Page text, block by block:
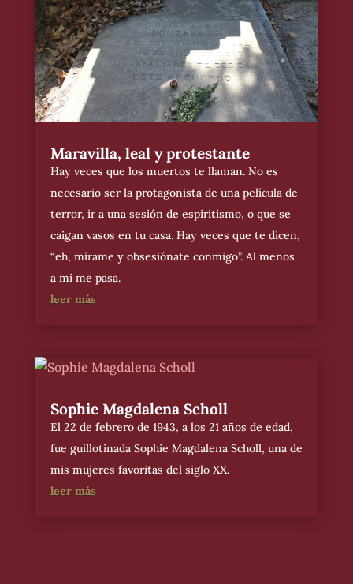
Maravilla, leal y protestante
Hay veces que los muertos te llaman. No es
necesario ser la protagonista de una película de
terror, ir a una sesión de espiritismo, o que se
caigan vasos en tu casa. Hay veces que te dicen,
“eh, mírame y obsesiónate conmigo”. Al menos
a mi me pasa.
leer más
Sophie Magdalena Scholl
El 22 de febrero de 1943, a los 21 años de edad,
fue guillotinada Sophie Magdalena Scholl, una de
mis mujeres favoritas del siglo XX.
leer más